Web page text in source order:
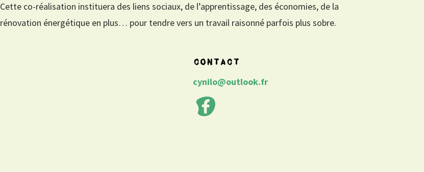
Cette co-réalisation instituera des liens sociaux, de l’apprentissage, des économies, de la
rénovation énergétique en plus… pour tendre vers un travail raisonné parfois plus sobre.
contact
cynilo@outlook.fr